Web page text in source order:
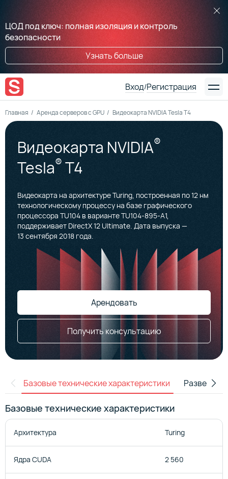
ЦОД под ключ: полная изоляция и контроль
безопасности
Узнать больше
Вход/Регистрация
Главная Аренда серверов с GPU Видеокарта NVIDIA Tesla T4
Видеокарта NVIDIA®
Tesla® T4
Видеокарта на архитектуре Turing, построенная по 12 нм
технологическому процессу на базе графического
процессора TU104 в варианте TU104-895-A1,
поддерживает DirectX 12 Ultimate. Дата выпуска —
13 сентября 2018 года.
Арендовать
Получить консультацию
Базовые технические характеристики
Базовые технические характеристики
Архитектура Turing
Ядра CUDA 2 560